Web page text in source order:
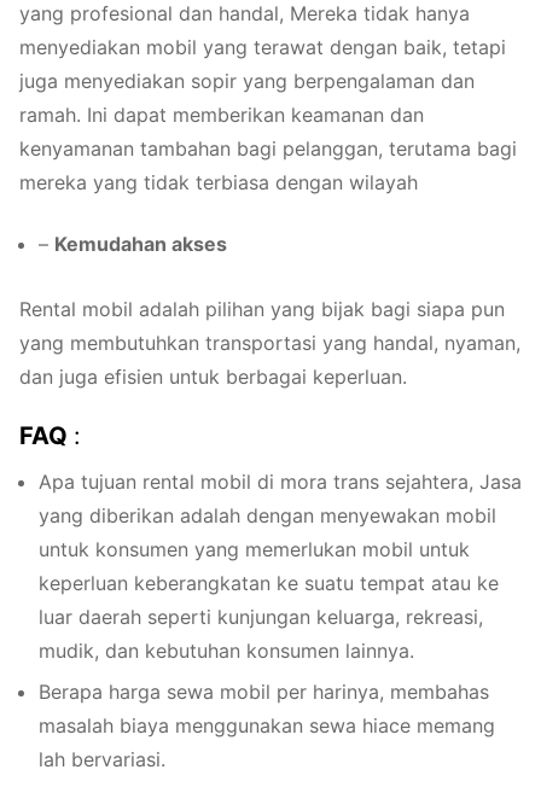
yang profesional dan handal, Mereka tidak hanya
menyediakan mobil yang terawat dengan baik, tetapi
juga menyediakan sopir yang berpengalaman dan
ramah. Ini dapat memberikan keamanan dan
kenyamanan tambahan bagi pelanggan, terutama bagi
mereka yang tidak terbiasa dengan wilayah
– Kemudahan akses
Rental mobil adalah pilihan yang bijak bagi siapa pun
yang membutuhkan transportasi yang handal, nyaman,
dan juga efisien untuk berbagai keperluan.
FAQ :
Apa tujuan rental mobil di mora trans sejahtera, Jasa
yang diberikan adalah dengan menyewakan mobil
untuk konsumen yang memerlukan mobil untuk
keperluan keberangkatan ke suatu tempat atau ke
luar daerah seperti kunjungan keluarga, rekreasi,
mudik, dan kebutuhan konsumen lainnya.
Berapa harga sewa mobil per harinya, membahas
masalah biaya menggunakan sewa hiace memang
lah bervariasi.